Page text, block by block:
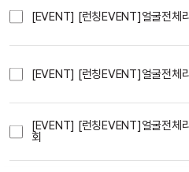
[EVENT] [런칭EVENT]얼굴전체
[EVENT] [런칭EVENT]얼굴전체
[EVENT] [런칭EVENT]얼굴전체
회